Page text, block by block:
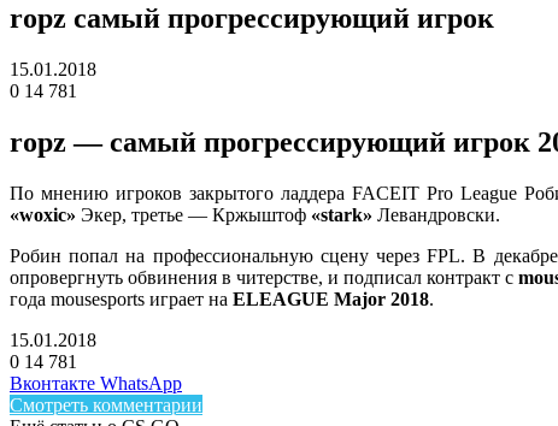
ropz самый прогрессирующий игрок
15.01.2018
0 14 781
ropz — самый прогрессирующий игрок
По мнению игроков закрытого ладдера FACEIT Pro League
«woxic» Экер, третье — Кржыштоф «stark» Левандровски.
Робин попал на профессиональную сцену через FPL. В
опровергнуть обвинения в читерстве, и подписал контракт с
года mousesports играет на ELEAGUE Major 2018.
15.01.2018
0 14 781
Facebook
Twitter
LinkedIn
Вконтакте WhatsAppTelegram
Смотреть комментарии